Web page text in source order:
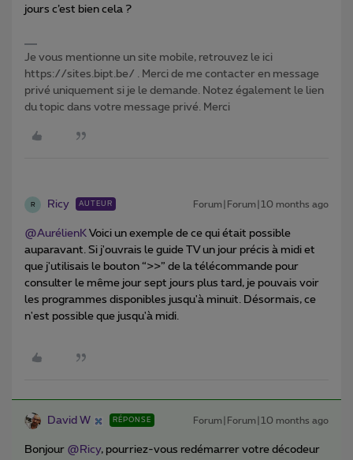
jours c’est bien cela ?
Je vous mentionne un site mobile, retrouvez le ici
https://sites.bipt.be/ . Merci de me contacter en message
privé uniquement si je le demande. Notez également le lien
du topic dans votre message privé. Merci
R Ricy AUTEUR Forum|Forum|10 months ago
@AurélienK Voici un exemple de ce qui était possible
auparavant. Si j'ouvrais le guide TV un jour précis à midi et
que j'utilisais le bouton “>>” de la télécommande pour
consulter le même jour sept jours plus tard, je pouvais voir
les programmes disponibles jusqu'à minuit. Désormais, ce
n'est possible que jusqu'à midi.
David W RÉPONSE Forum|Forum|10 months ago
Bonjour ​ @Ricy, pourriez-vous redémarrer votre décodeur